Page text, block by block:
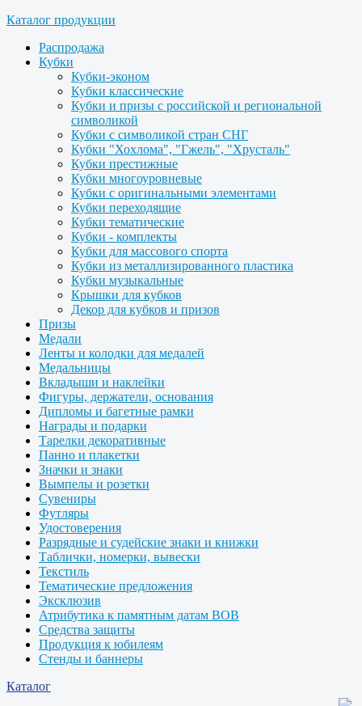
Каталог продукции
Распродажа
Кубки
Кубки-эконом
Кубки классические
Кубки и призы с российской и региональной
символикой
Кубки с символикой стран СНГ
Кубки "Хохлома", "Гжель", "Хрусталь"
Кубки престижные
Кубки многоуровневые
Кубки с оригинальными элементами
Кубки переходящие
Кубки тематические
Кубки - комплекты
Кубки для массового спорта
Кубки из металлизированного пластика
Кубки музыкальные
Крышки для кубков
Декор для кубков и призов
Призы
Медали
Ленты и колодки для медалей
Медальницы
Вкладыши и наклейки
Фигуры, держатели, основания
Дипломы и багетные рамки
Награды и подарки
Тарелки декоративные
Панно и плакетки
Значки и знаки
Вымпелы и розетки
Сувениры
Футляры
Удостоверения
Разрядные и судейские знаки и книжки
Таблички, номерки, вывески
Текстиль
Тематические предложения
Эксклюзив
Атрибутика к памятным датам ВОВ
Средства защиты
Продукция к юбилеям
Стенды и баннеры
Каталог